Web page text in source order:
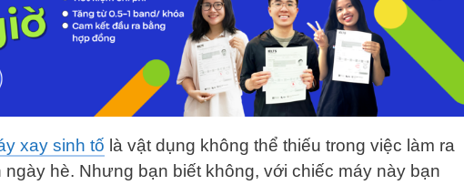
xay sinh tố là vật dụng không thể thiếu trong việc làm ra
hè. Nhưng bạn biết không, với chiếc máy này bạn